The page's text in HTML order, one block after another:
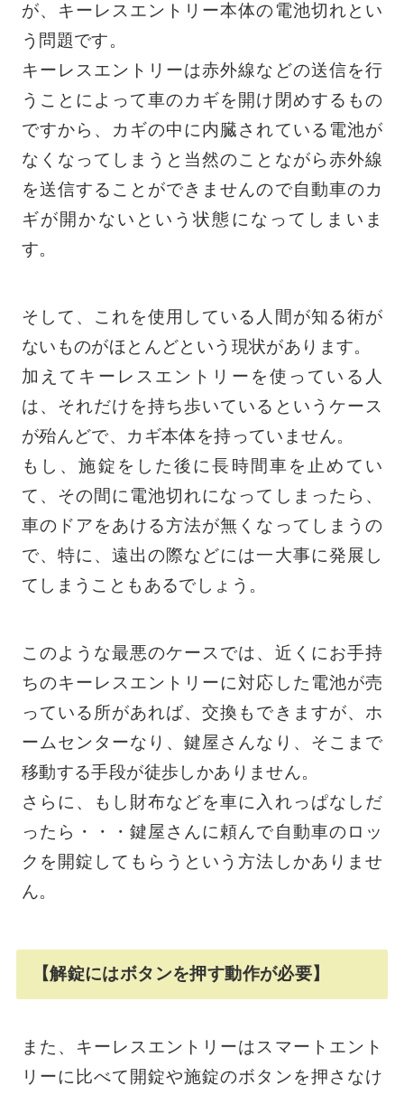
が、キーレスエントリー本体の電池切れとい
う問題です。
キーレスエントリーは赤外線などの送信を行
うことによって車のカギを開け閉めするもの
ですから、 カギの中に内臓されている電池が
なくなってしまうと当然のことながら赤外線
を送信することができませんので自動車のカ
ギが開かないという状態 になってしまいま
す。
そして、これを使用している人間が知る術が
ないものがほとんどという現状があります。
加えてキーレスエントリーを使っている人
は、それだけを持ち歩いているというケース
が殆んどで、カギ本体を持っていません。
もし、施錠をした後に長時間車を止めてい
て、その間に電池切れになってしまったら、
車のドアをあける方法が無くなってしまうの
で、特に、遠出の際などには一大事に発展し
てしまうこともあるでしょう。
このような最悪のケースでは、近くにお手持
ちのキーレスエントリーに対応した電池が売
っている所があれば、交換もできますが、ホ
ームセンターなり、鍵屋さんなり、そこまで
移動する手段が徒歩しかありません。
さらに、もし財布などを車に入れっぱなしだ
ったら・・・鍵屋さんに頼んで自動車のロッ
クを開錠してもらうという方法しかありませ
ん。
【解錠にはボタンを押す動作が必要】
また、キーレスエントリーはスマートエント
リーに比べて開錠や施錠のボタンを押さなけ